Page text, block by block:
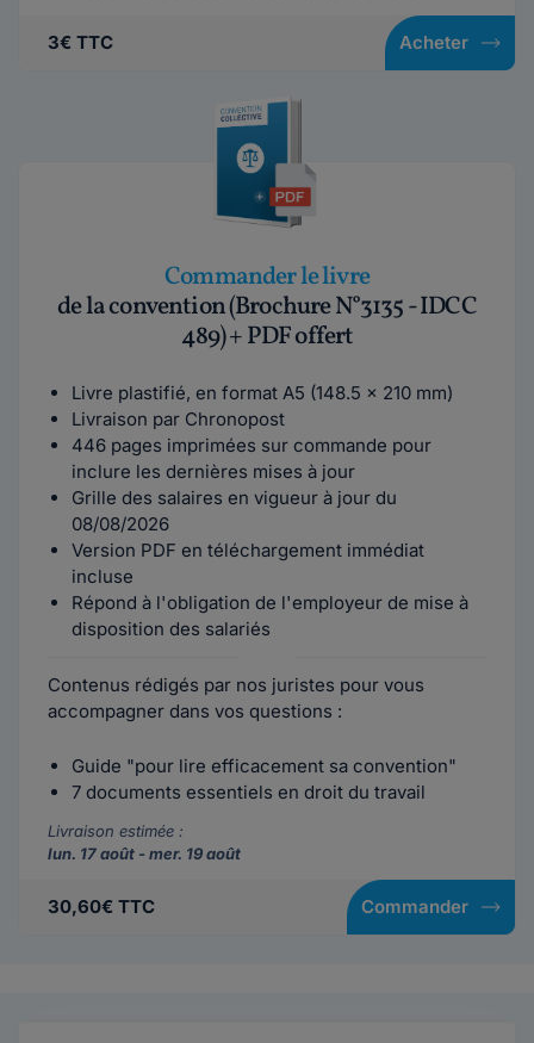
3€ TTC Acheter
Commander le livre
de la convention (Brochure N°3135 - IDCC
489) + PDF offert
Livre plastifié, en format A5 (148.5 x 210 mm)
Livraison par Chronopost
446 pages imprimées sur commande pour
inclure les dernières mises à jour
Grille des salaires en vigueur à jour du
08/08/2026
Version PDF en téléchargement immédiat
incluse
Répond à l'obligation de l'employeur de mise à
disposition des salariés
Contenus rédigés par nos juristes pour vous
accompagner dans vos questions :
Guide "pour lire efficacement sa convention"
7 documents essentiels en droit du travail
Livraison estimée :
lun. 17 août - mer. 19 août
30,60€ TTC Commander